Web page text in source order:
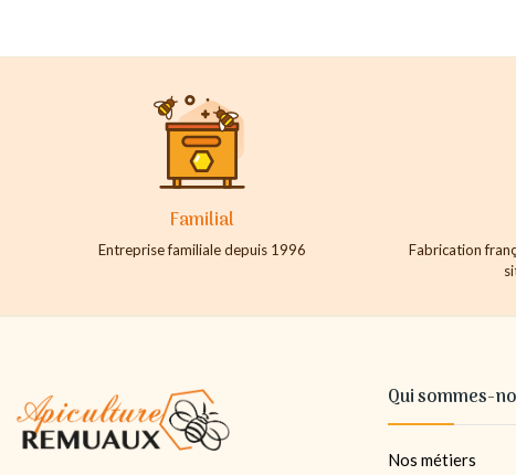
Familial
Entreprise familiale depuis 1996
Fabrication
Qui sommes-
Nos métiers